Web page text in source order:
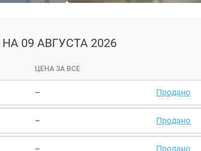
НА 09 АВГУСТА 2026
ЦЕНА ЗА ВСЕ
– Продано
– Продано
– Продано